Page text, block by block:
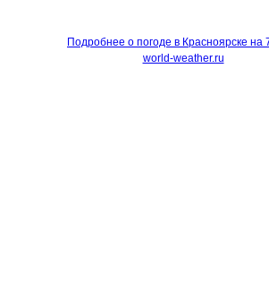
Подробнее о погоде в Красноярске на
world-weather.ru